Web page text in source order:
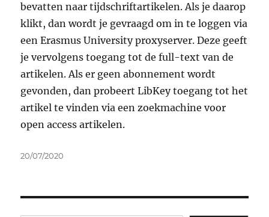
bevatten naar tijdschriftartikelen. Als je daarop
klikt, dan wordt je gevraagd om in te loggen via
een Erasmus University proxyserver. Deze geeft
je vervolgens toegang tot de full-text van de
artikelen. Als er geen abonnement wordt
gevonden, dan probeert LibKey toegang tot het
artikel te vinden via een zoekmachine voor
open access artikelen.
Geplaatst
20/07/2020